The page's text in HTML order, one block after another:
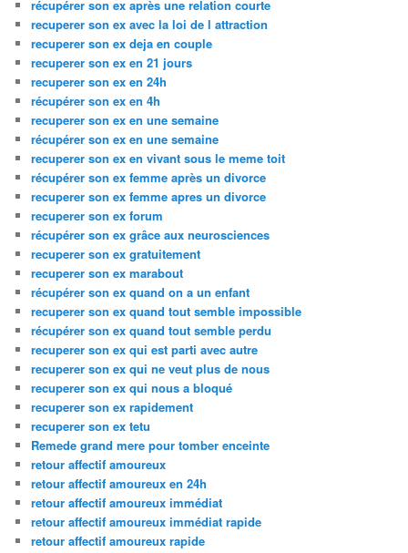
récupérer son ex après une relation courte
recuperer son ex avec la loi de l attraction
recuperer son ex deja en couple
recuperer son ex en 21 jours
recuperer son ex en 24h
récupérer son ex en 4h
recuperer son ex en une semaine
récupérer son ex en une semaine
recuperer son ex en vivant sous le meme toit
récupérer son ex femme après un divorce
recuperer son ex femme apres un divorce
recuperer son ex forum
récupérer son ex grâce aux neurosciences
recuperer son ex gratuitement
recuperer son ex marabout
récupérer son ex quand on a un enfant
recuperer son ex quand tout semble impossible
récupérer son ex quand tout semble perdu
recuperer son ex qui est parti avec autre
recuperer son ex qui ne veut plus de nous
recuperer son ex qui nous a bloqué
recuperer son ex rapidement
recuperer son ex tetu
Remede grand mere pour tomber enceinte
retour affectif amoureux
retour affectif amoureux en 24h
retour affectif amoureux immédiat
retour affectif amoureux immédiat rapide
retour affectif amoureux rapide